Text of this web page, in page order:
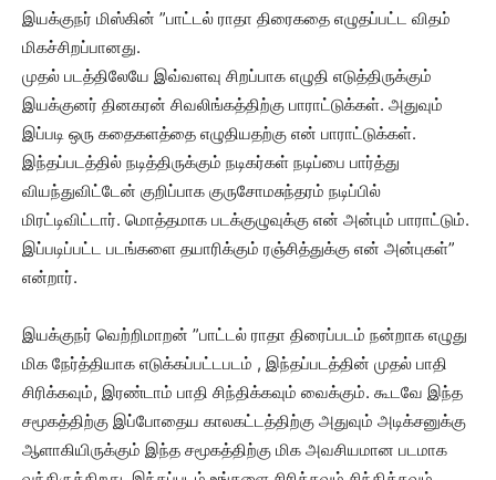
இயக்குநர் மிஸ்கின் ”பாட்டல் ராதா திரைகதை எழுதப்பட்ட விதம்
மிகச்சிறப்பானது.
முதல் படத்திலேயே இவ்வளவு சிறப்பாக எழுதி எடுத்திருக்கும்
இயக்குனர் தினகரன் சிவலிங்கத்திற்கு பாராட்டுக்கள். அதுவும்
இப்படி ஒரு கதைகளத்தை எழுதியதற்கு என் பாராட்டுக்கள்.
இந்தப்படத்தில் நடித்திருக்கும் நடிகர்கள் நடிப்பை பார்த்து
வியந்துவிட்டேன் குறிப்பாக குருசோமசுந்தரம் நடிப்பில்
மிரட்டிவிட்டார். மொத்தமாக படக்குழுவுக்கு என் அன்பும் பாராட்டும்.
இப்படிப்பட்ட படங்களை தயாரிக்கும் ரஞ்சித்துக்கு என் அன்புகள்”
என்றார்.
இயக்குநர் வெற்றிமாறன் ”பாட்டல் ராதா திரைப்படம் நன்றாக எழுது
மிக நேர்த்தியாக எடுக்கப்பட்டபடம் , இந்தப்படத்தின் முதல் பாதி
சிரிக்கவும், இரண்டாம் பாதி சிந்திக்கவும் வைக்கும். கூடவே இந்த
சமூகத்திற்கு இப்போதைய காலகட்டத்திற்கு அதுவும் அடிக்சனுக்கு
ஆளாகியிருக்கும் இந்த சமூகத்திற்கு மிக அவசியமான படமாக